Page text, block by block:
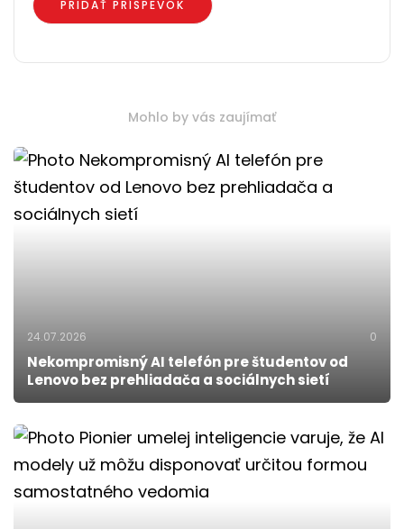
Mohlo by vás zaujímať
24.07.2026 0
Nekompromisný AI telefón pre študentov od
Lenovo bez prehliadača a sociálnych sietí